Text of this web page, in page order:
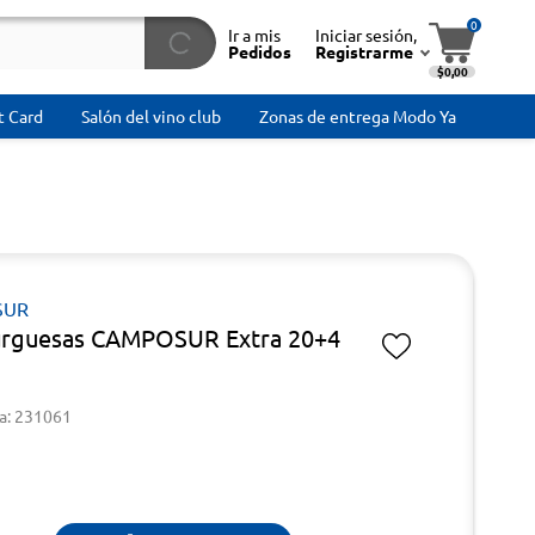
Ir a mis
Pedidos
Iniciar sesión,
Registrarme
0
$0,00
Card Salón del vino club Zonas de entrega Modo Ya
CAMPOSUR Extra 20+4
231061